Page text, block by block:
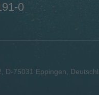
0
, D-75031 Eppingen,